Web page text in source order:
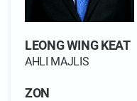
LEONG WING KEAT
AHLI MAJLIS
ZON